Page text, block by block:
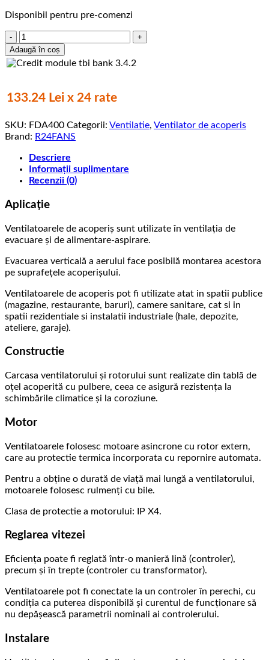
Disponibil pentru pre-comenzi
Cantitate
FDA400,
ventilator
350
mm,
70
db,
1.0A,
430
Pa,
rpm
Adaugă în coș
133.24 Lei x 24 rate
SKU: FDA400 Categorii: Ventilatie, Ventilator de acoperis
Brand: R24FANS
Descriere
Informații suplimentare
Recenzii (0)
Aplicație
Ventilatoarele de acoperiș sunt utilizate în ventilația de
evacuare și de alimentare-aspirare.
Evacuarea verticală a aerului face posibilă montarea acestora
pe suprafețele acoperișului.
Ventilatoarele de acoperis pot fi utilizate atat in spatii publice
(magazine, restaurante, baruri), camere sanitare, cat si in
spatii rezidentiale si instalatii industriale (hale, depozite,
ateliere, garaje).
Constructie
Carcasa ventilatorului și rotorului sunt realizate din tablă de
oțel acoperită cu pulbere, ceea ce asigură rezistența la
schimbările climatice și la coroziune.
Motor
Ventilatoarele folosesc motoare asincrone cu rotor extern,
care au protectie termica incorporata cu repornire automata.
Pentru a obține o durată de viață mai lungă a ventilatorului,
motoarele folosesc rulmenți cu bile.
Clasa de protectie a motorului: IP X4.
Reglarea vitezei
Eficiența poate fi reglată într-o manieră lină (controler),
precum și în trepte (controler cu transformator).
Ventilatoarele pot fi conectate la un controler în perechi, cu
condiția ca puterea disponibilă și curentul de funcționare să
nu depășească parametrii nominali ai controlerului.
Instalare